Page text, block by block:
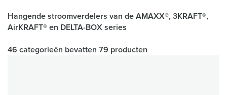
Hangende stroomverdelers van de AMAXX®, 3KRAFT®,
AirKRAFT® en DELTA-BOX series
46 categorieën bevatten 79 producten